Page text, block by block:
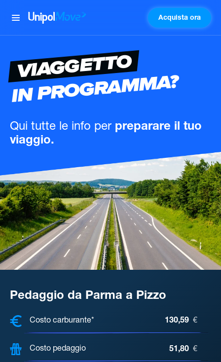
UnipolMove Acquista ora
VIAGGETTO
IN PROGRAMMA?
Qui tutte le info per preparare il tuo
viaggio.
Pedaggio da Parma a Pizzo
COSTI, DISTANZA, TEMPO DI
Costo carburante* 130,59 €
Costo pedaggio 51,80 €